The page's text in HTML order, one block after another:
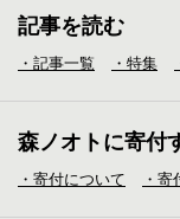
記事を読む
・記事一覧 ・特集
森ノオトに寄付
・寄付について ・